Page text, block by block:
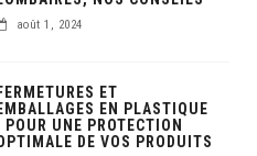
août 1, 2024
ET
EN PLASTIQUE
POUR UNE PROTECTION
DE VOS PRODUITS